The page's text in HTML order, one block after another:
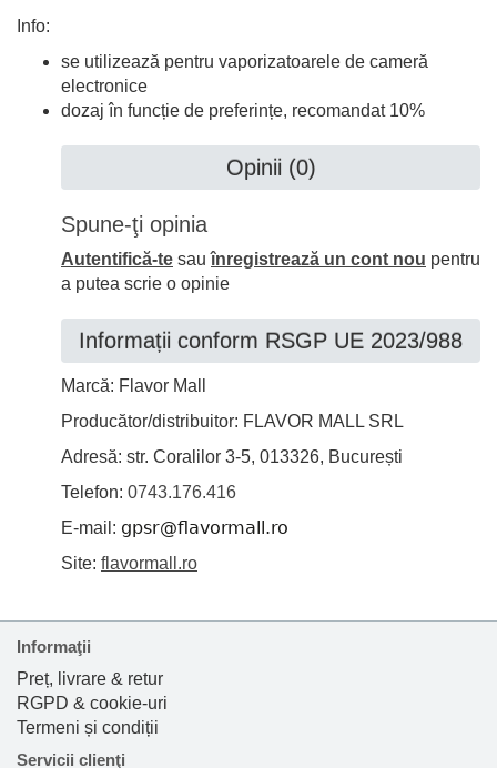
Info:
se utilizează pentru vaporizatoarele de cameră
electronice
dozaj în funcție de preferințe, recomandat 10%
Opinii (0)
Spune-ţi opinia
Autentifică-te sauînregistrează un cont nou pentru
a putea scrie o opinie
Informații conform RSGP UE 2023/988
Marcă: Flavor Mall
Producător/distribuitor: FLAVOR MALL SRL
Adresă: str. Coralilor 3-5, 013326, București
Telefon: 0743.176.416
E-mail:
Site: flavormall.ro
Informaţii
Preț, livrare & retur
RGPD & cookie-uri
Termeni și condiții
Servicii clienţi